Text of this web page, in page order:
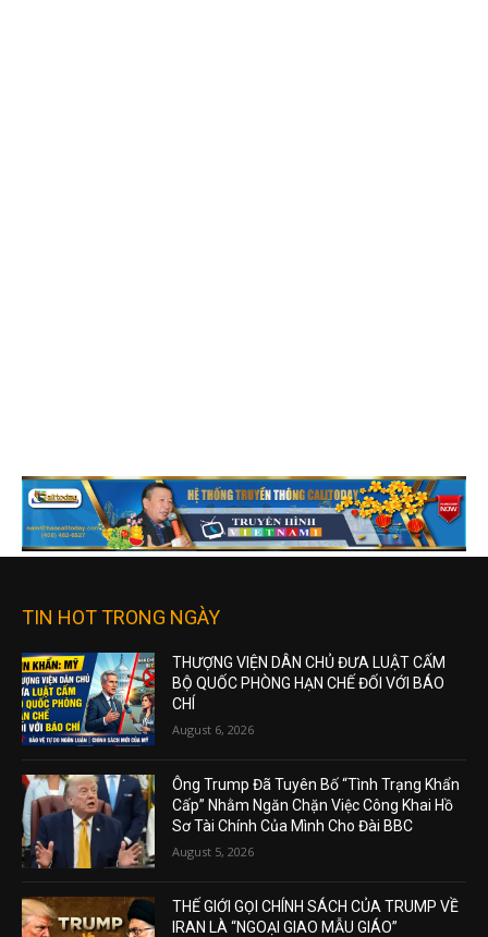
TIN HOT TRONG NGÀY
THƯỢNG VIỆN DÂN CHỦ ĐƯA LUẬT CẤM
BỘ QUỐC PHÒNG HẠN CHẾ ĐỐI VỚI BÁO
CHÍ
August 6, 2026
Ông Trump Đã Tuyên Bố “Tình Trạng Khẩn
Cấp” Nhằm Ngăn Chặn Việc Công Khai Hồ
Sơ Tài Chính Của Mình Cho Đài BBC
August 5, 2026
THẾ GIỚI GỌI CHÍNH SÁCH CỦA TRUMP VỀ
IRAN LÀ “NGOẠI GIAO MẪU GIÁO”